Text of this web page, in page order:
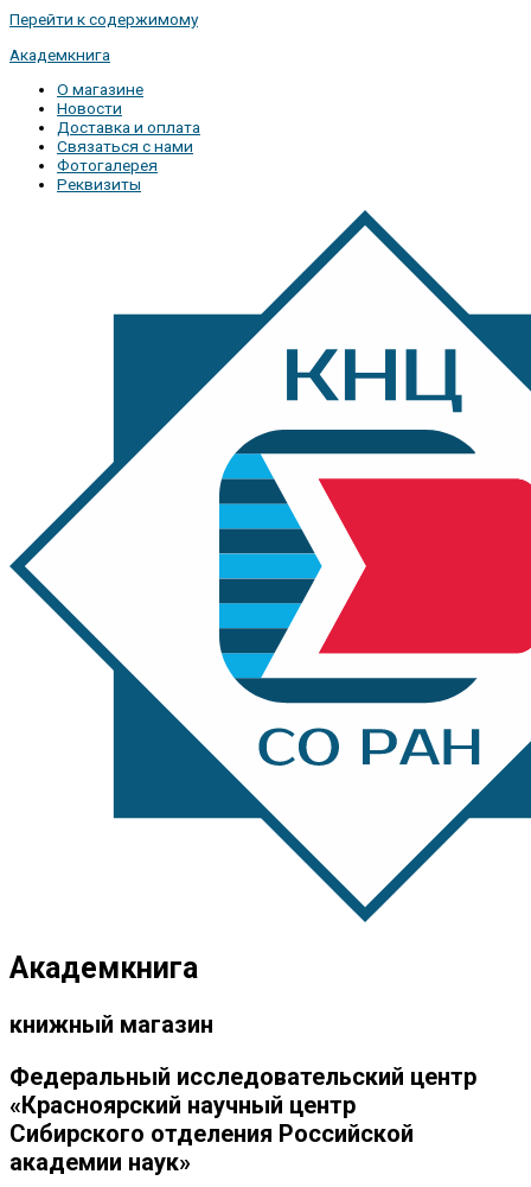
Перейти к содержимому
Академкнига
О магазине
Новости
Доставка и оплата
Связаться с нами
Фотогалерея
Реквизиты
Академкнига
книжный магазин
Федеральный исследовательский центр
«Красноярский научный центр
Сибирского отделения Российской
академии наук»